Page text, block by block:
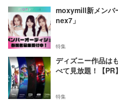
moxymill新メンバ
nex7」
特集
ディズニー作品は
べて見放題！【PR】
特集